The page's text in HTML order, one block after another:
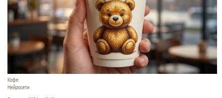
Кофе.
Нейросети